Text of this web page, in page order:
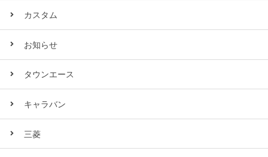
カスタム
お知らせ
タウンエース
キャラバン
三菱